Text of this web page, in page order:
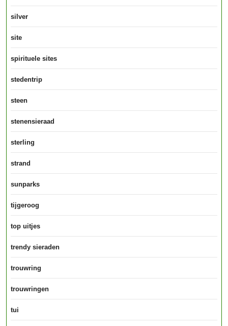
silver
site
spirituele sites
stedentrip
steen
stenensieraad
sterling
strand
sunparks
tijgeroog
top uitjes
trendy sieraden
trouwring
trouwringen
tui